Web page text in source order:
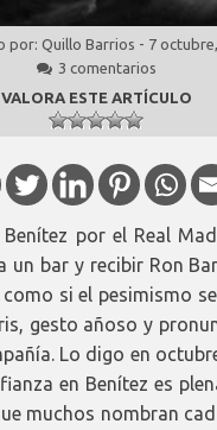
por: Quillo Barrios - 7
3 comentarios
VALORA ESTE ARTÍCULO
por el Real
un bar y recibir Ron
como si el pesimismo
gesto añoso y
Lo digo en
en Benítez es
muchos nombran